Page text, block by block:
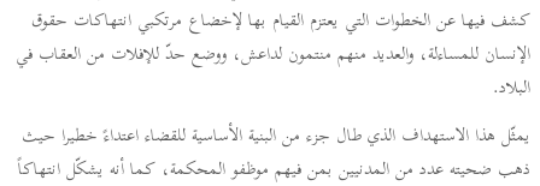
كشف فيها عن الخطوات التي يعتزم القيام بها لإخضاع مرتكبي انتهاكات حقوق
الإنسان للمساءلة، والعديد منهم منتمون لداعش، ووضع حدّ للإفلات من العقاب في
البلاد.
يمثّل هذا الاستهداف الذي طال جزء من البنية الأساسية للقضاء اعتداءً خطيرا حيث
ذهب ضحيته عدد من المدنيين بمن فيهم موظفو المحكمة، كما أنه يشكّل انتهاكاً